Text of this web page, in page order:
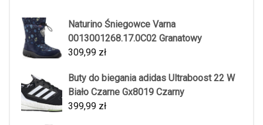
Naturino Śniegowce Varna
0013001268.17.0C02 Granatowy
309,99 zł
Buty do biegania adidas Ultraboost 22 W
Biało Czarne Gx8019 Czarny
399,99 zł